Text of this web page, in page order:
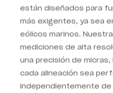
están diseñados para
más exigentes, ya sea
eólicos marinos.
mediciones de alta
una precisión de
cada alineación sea
independientemente de